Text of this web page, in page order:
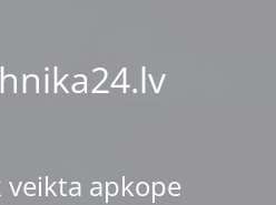
veikta apkope